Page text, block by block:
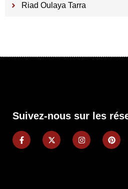
Riad Oulaya Tarra
Suivez-nous sur les